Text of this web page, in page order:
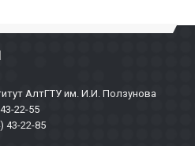
АлтГТУ им. И.И. Ползунова
22-55
43-22-85